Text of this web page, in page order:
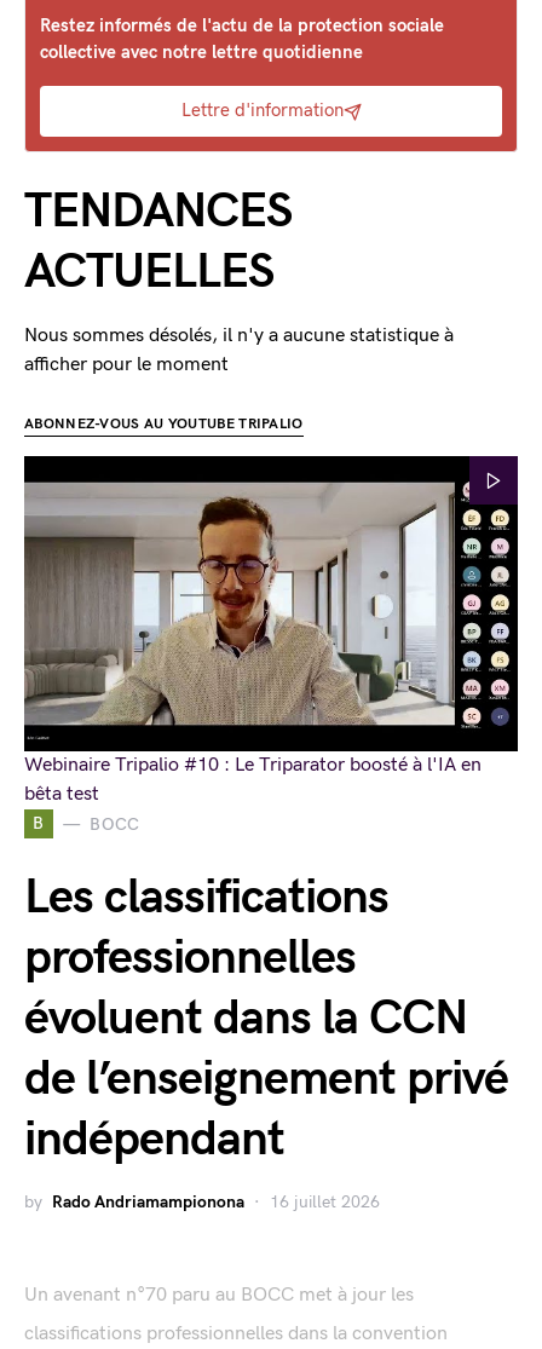
B BOCC
Les classifications
professionnelles
évoluent dans la CCN
de l’enseignement privé
indépendant
by Rado Andriamampionona 16 juillet 2026
Un avenant n°70 paru au BOCC met à jour les
classifications professionnelles dans la convention
Restez informés de l'actu de la protection sociale
collective avec notre lettre quotidienne
Lettre d'information
TENDANCES
ACTUELLES
Nous sommes désolés, il n'y a aucune statistique à
afficher pour le moment
ABONNEZ-VOUS AU YOUTUBE TRIPALIO
Webinaire Tripalio #10 : Le Triparator boosté à l'IA en
bêta test